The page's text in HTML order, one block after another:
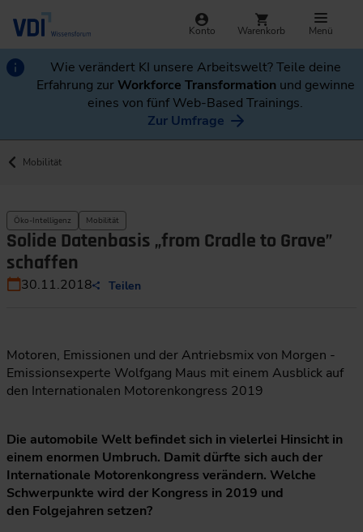
Konto Warenkorb Menü
Wie verändert KI unsere Arbeitswelt? Teile deine
Erfahrung zurWorkforce Transformation und gewinne
eines von fünf Web-Based Trainings.
Zur Umfrage
Mobilität
Öko-Intelligenz Mobilität
Solide Datenbasis „from Cradle to Grave”
schaffen
30.11.2018 Teilen
Motoren, Emissionen und der Antriebsmix von Morgen -
Emissionsexperte Wolfgang Maus mit einem Ausblick auf
den Internationalen Motorenkongress 2019
Die automobile Welt befindet sich in vielerlei Hinsicht in
einem enormen Umbruch. Damit dürfte sich auch der
Internationale Motorenkongress verändern. Welche
Schwerpunkte wird der Kongress in 2019 und
den Folgejahren setzen?